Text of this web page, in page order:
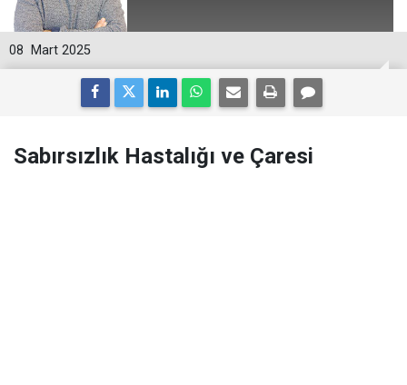
08 Mart 2025
Sabırsızlık Hastalığı ve Çaresi